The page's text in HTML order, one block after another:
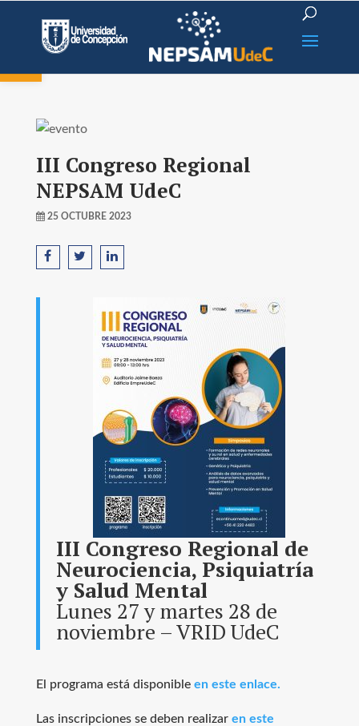
Open toolbar
III Congreso Regional
NEPSAM UdeC
25 OCTUBRE 2023
III Congreso Regional de
Neurociencia, Psiquiatría
y Salud Mental
Lunes 27 y martes 28 de
noviembre – VRID UdeC
El programa está disponible en este enlace.
Las inscripciones se deben realizar en este